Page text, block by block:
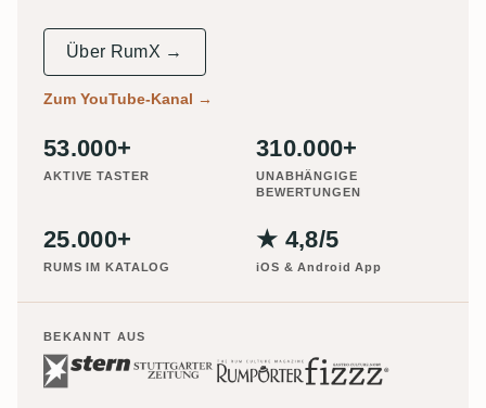
Über RumX →
Zum YouTube-Kanal →
53.000+
AKTIVE TASTER
310.000+
UNABHÄNGIGE
BEWERTUNGEN
25.000+
RUMS IM KATALOG
★ 4,8/5
iOS & Android App
BEKANNT AUS